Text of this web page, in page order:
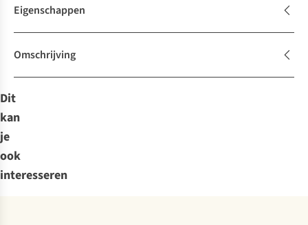
Eigenschappen
Omschrijving
Dit
kan
je
ook
interesseren